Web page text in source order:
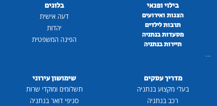
בילוי ופנאי
הצגות ואירועים
תרבות לילדים
מסעדות בנתניה
תיירות בנתניה
...
בלוגים
דעה אישית
יהדות
הפינה המשפטית
מדריך עסקים
בעלי מקצוע בנתניה
רכב בנתניה
שימושון עירוני
תשלומים ומוקדי שרות
סניפי דואר בנתניה